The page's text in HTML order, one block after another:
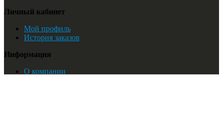
Личный кабинет
Мой профиль
История заказов
Информация
О компании